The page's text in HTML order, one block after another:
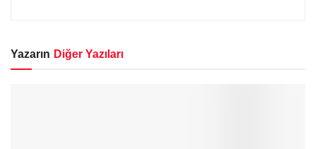
Yazarın Diğer Yazıları